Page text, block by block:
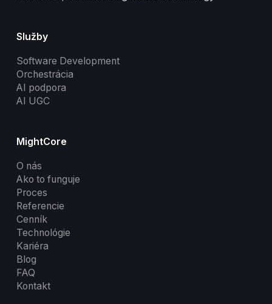
Služby
Software Development
Orchestrácia
AI podpora
AI UGC
MightCore
O nás
Ako to funguje
Proces
Referencie
Cenník
Technológie
Kariéra
Blog
FAQ
Kontakt